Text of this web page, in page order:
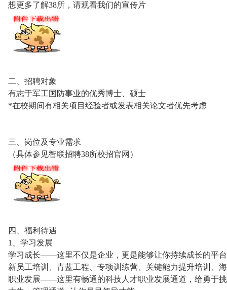
想更多了解38所，请观看我们的宣传片
二、招聘对象
有志于军工国防事业的优秀博士、硕士
*在校期间有相关项目经验者或发表相关论文者优先考虑
三、岗位及专业需求
（具体参见智联招聘38所校招官网）
四、福利待遇
1、学习发展
学习成长——这里不仅是企业，更是能够让你持续成长的平
新员工培训、青蓝工程、专项训练营、关键能力提升培训、
职业发展——这里有畅通的科技人才职业发展通道，给勇于